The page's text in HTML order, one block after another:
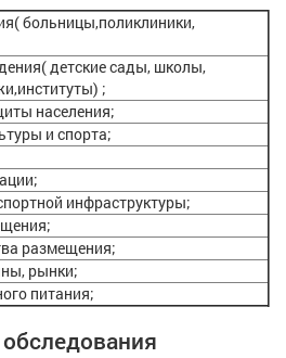
больницы,поликлиники,
детские сады, школы,
;
населения;
и спорта;
инфраструктуры;
размещения;
рынки;
питания;